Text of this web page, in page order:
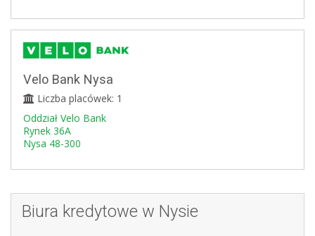
Velo Bank Nysa
Liczba placówek: 1
Oddział Velo Bank
Rynek 36A
Nysa 48-300
Biura kredytowe w Nysie